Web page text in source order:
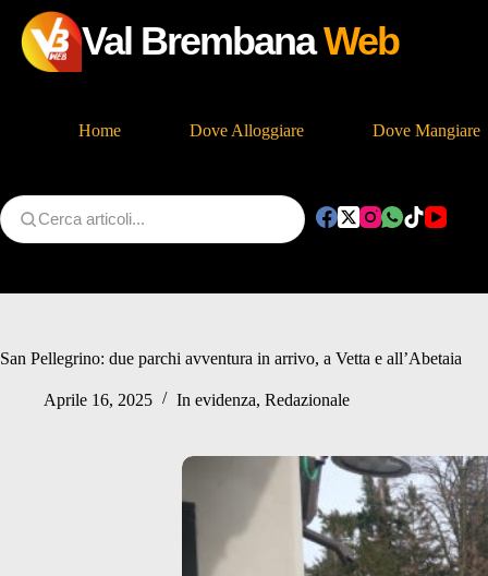
Val BrembanaWeb
Home Dove Alloggiare Dove Mangiare
San Pellegrino: due parchi avventura in arrivo, a Vetta e all’Abetaia
Aprile 16, 2025 In evidenza, Redazionale